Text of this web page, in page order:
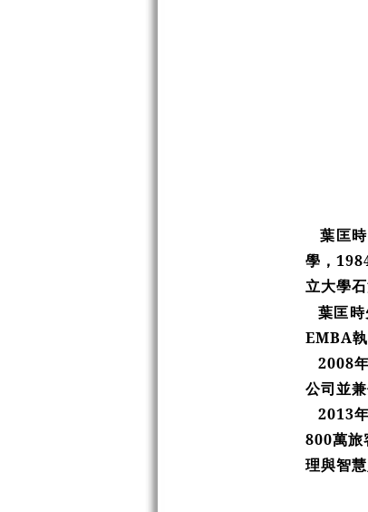
葉匡
學，
立大學
葉匡
EMBA
2008
公司並
2013
800萬旅
理與智